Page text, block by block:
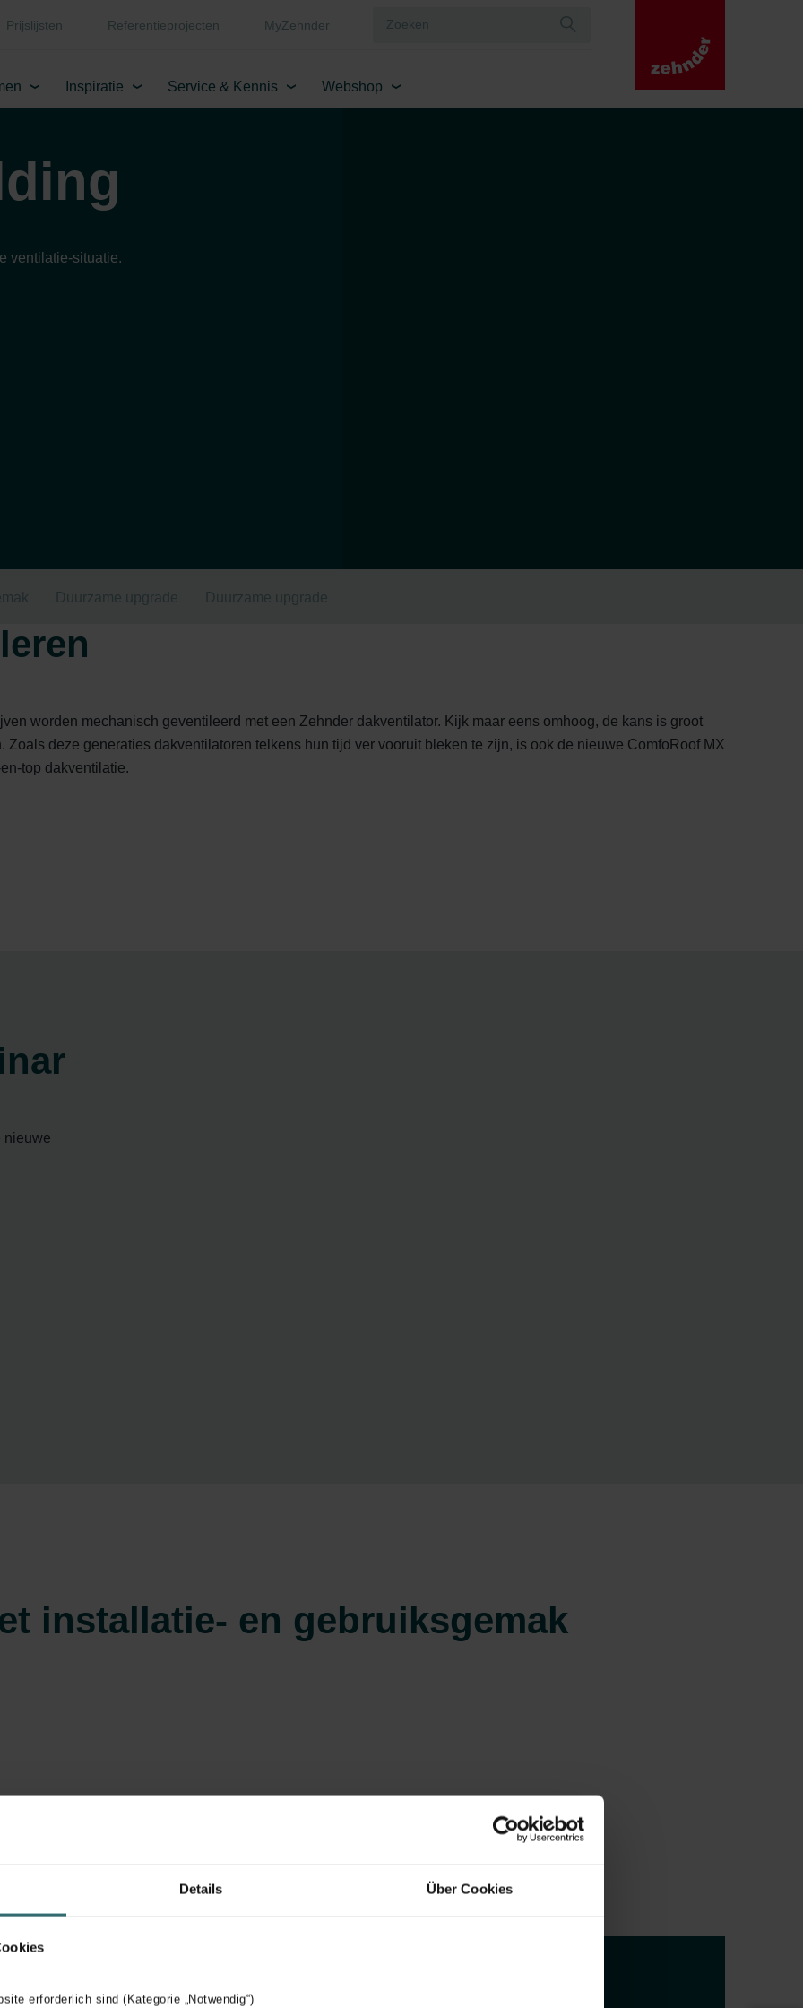
Details Über Cookies
erforderlich sind (Kategorie „Notwendig“)
Prijslijsten Referentieprojecten MyZehnder
Inspiratie Service & Kennis Webshop
ventilatie-situatie.
Duurzame upgrade Duurzame upgrade
worden mechanisch geventileerd met een Zehnder dakventilator. Kijk maar eens omhoog, de kans is groot
Zoals deze generaties dakventilatoren telkens hun tijd ver vooruit bleken te zijn, is ook de nieuwe ComfoRoof MX
top dakventilatie.
nieuwe
installatie- en gebruiksgemak